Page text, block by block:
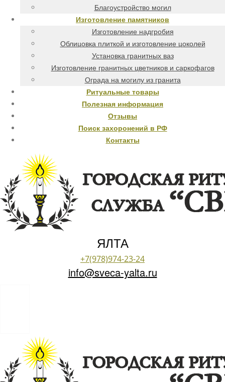
Благоустройство могил
Изготовление памятников
Изготовление надгробия
Облицовка плиткой и изготовление цоколей
Установка гранитных ваз
Изготовление гранитных цветников и саркофагов
Ограда на могилу из гранита
Ритуальные товары
Полезная информация
Отзывы
Поиск захоронений в РФ
Контакты
ЯЛТА
+7(978)974-23-24
info@sveca-yalta.ru